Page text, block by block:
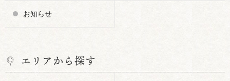
お知らせ
エリアから探す